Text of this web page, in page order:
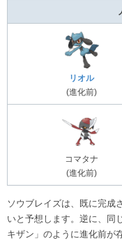
リオル
(進化前)
コマタナ
(進化前)
ソウブレイズは、既に完成
いと予想します。逆に、同
キザン」のように進化前が